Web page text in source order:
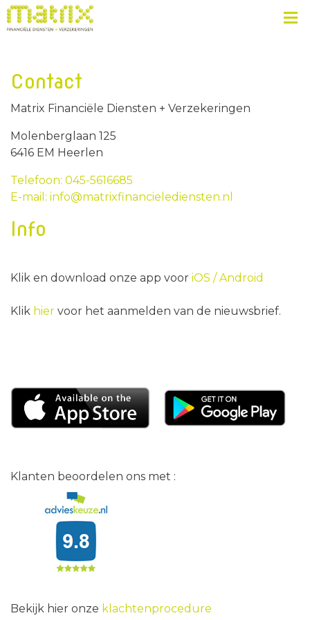
Contact
Matrix Financiële Diensten + Verzekeringen
Molenberglaan 125
6416 EM Heerlen
Telefoon: 045-5616685
E-mail: info@matrixfinancielediensten.nl
Info
Klik en download onze app voor iOS /Android
Klik hier voor het aanmelden van de nieuwsbrief.
Klanten beoordelen ons met :
Bekijk hier onze klachtenprocedure